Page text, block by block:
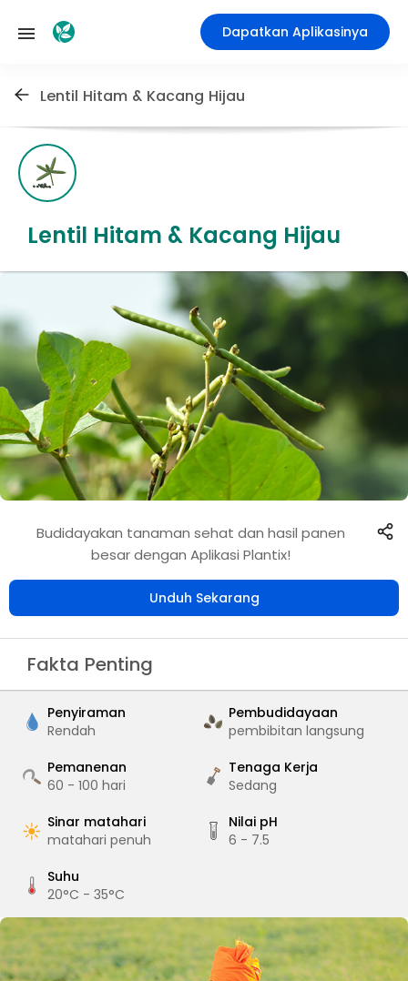
Dapatkan Aplikasinya
Lentil Hitam & Kacang Hijau
Lentil Hitam & Kacang Hijau
Budidayakan tanaman sehat dan hasil panen
besar dengan Aplikasi Plantix!
Unduh Sekarang
Fakta Penting
Penyiraman
Rendah
Pembudidayaan
pembibitan langsung
Pemanenan
60 - 100 hari
Tenaga Kerja
Sedang
Sinar matahari
matahari penuh
Nilai pH
6 - 7.5
Suhu
20°C - 35°C